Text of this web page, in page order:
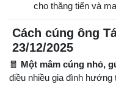
cho thăng tiến và
Cách cúng ông
23/12/2025
🧧 Một mâm cúng nhỏ,
điều nhiều gia đình hướng